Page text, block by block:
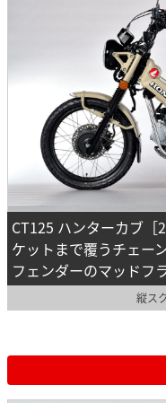
CT125 ハンターカブ
ケットまで覆うチェー
フェンダーのマッドフ
縦ス